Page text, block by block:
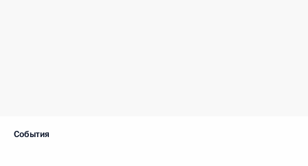
События